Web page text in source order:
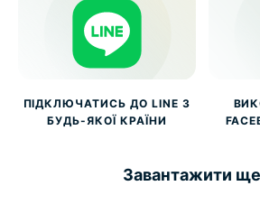
ПІДКЛЮЧАТИСЬ ДО LINE З
БУДЬ-ЯКОЇ КРАЇНИ
Завантажити ще